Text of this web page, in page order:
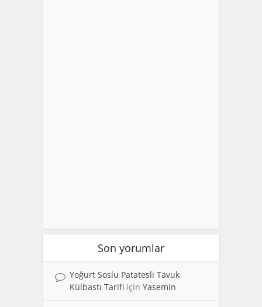
Son yorumlar
Yoğurt Soslu Patatesli Tavuk
Külbastı Tarifi için Yasemin